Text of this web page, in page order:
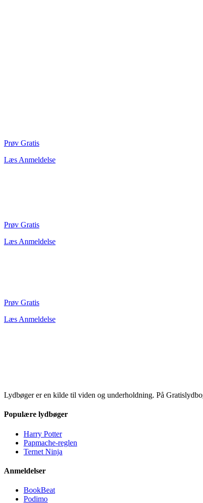
Prøv Gratis
Læs Anmeldelse
Prøv Gratis
Læs Anmeldelse
Prøv Gratis
Læs Anmeldelse
Lydbøger er en kilde til viden og underholdning. På
Populære lydbøger
Harry Potter
Papmache-reglen
Ternet Ninja
Anmeldelser
BookBeat
Podimo